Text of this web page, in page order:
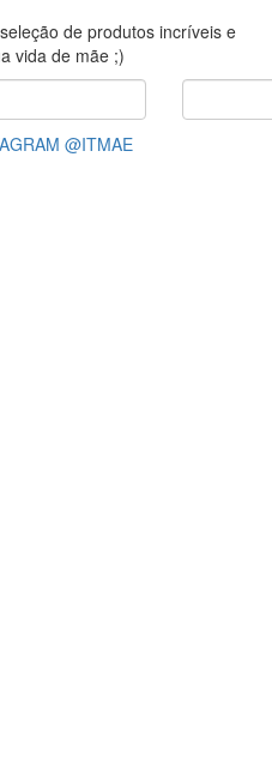
de produtos incríveis e
vida de mãe ;)
@ITMAE